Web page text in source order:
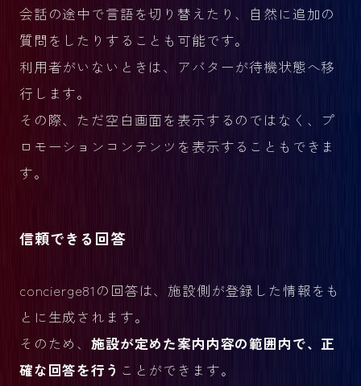
会話の途中で言語を切り替えたり、自然に追加の
質問をしたりすることも可能です。
利用者がいないときは、アバターが待機状態へ移
行します。
その際、ただ空白画面を表示するのではなく、プ
ロモーションコンテンツを表示することもできま
す。
信頼できる回答
concierge81の回答は、施設側が登録した情報をも
とに生成されます。
そのため、施設が定めた案内内容の範囲内で、正
確な回答を行う ことができます。